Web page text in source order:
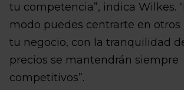
tu competencia”, indica Wilkes.
modo puedes centrarte en otros
tu negocio, con la tranquilidad
precios se mantendrán siempre
competitivos”.